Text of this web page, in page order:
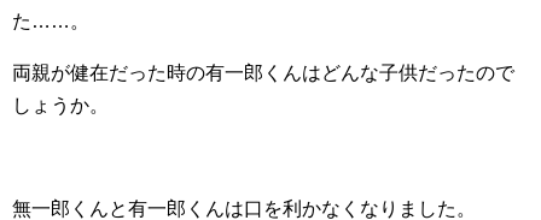
た……。
両親が健在だった時の有一郎くんはどんな子供だったので
しょうか。
無一郎くんと有一郎くんは口を利かなくなりました。